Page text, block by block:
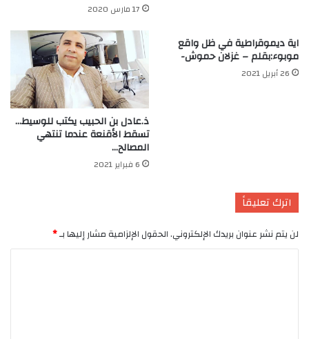
17 مارس 2020
اية ديموقراطية في ظل واقع
موبوء:بقلم – غزلان حموش-
26 أبريل 2021
ذ.عادل بن الحبيب يكتب للوسيط…
تسقط الأقنعة عندما تنتهي
المصالح…
6 فبراير 2021
اترك تعليقاً
لن يتم نشر عنوان بريدك الإلكتروني.الحقول الإلزامية مشار إليها بـ*